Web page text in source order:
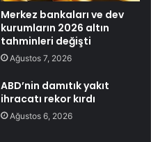
Merkez bankaları ve dev
kurumların 2026 altın
tahminleri değişti
Ağustos 7, 2026
ABD’nin damıtık yakıt
ihracatı rekor kırdı
Ağustos 6, 2026